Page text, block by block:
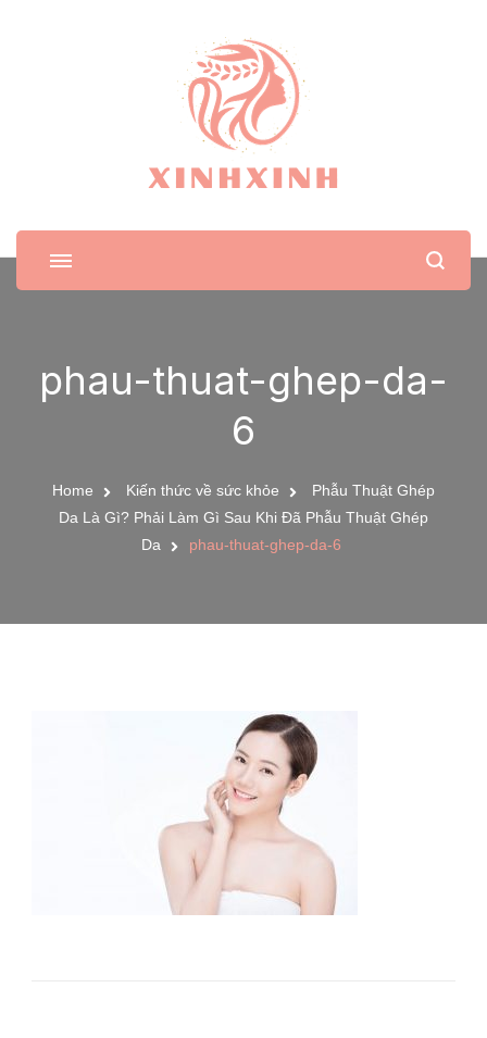
XinhXinh
Trang tin tức cho phái đẹp
phau-thuat-ghep-da-
6
Home Kiến thức về sức khỏe
Phẫu Thuật Ghép
Da Là Gì? Phải Làm Gì Sau Khi Đã Phẫu Thuật Ghép
Da
phau-thuat-ghep-da-6